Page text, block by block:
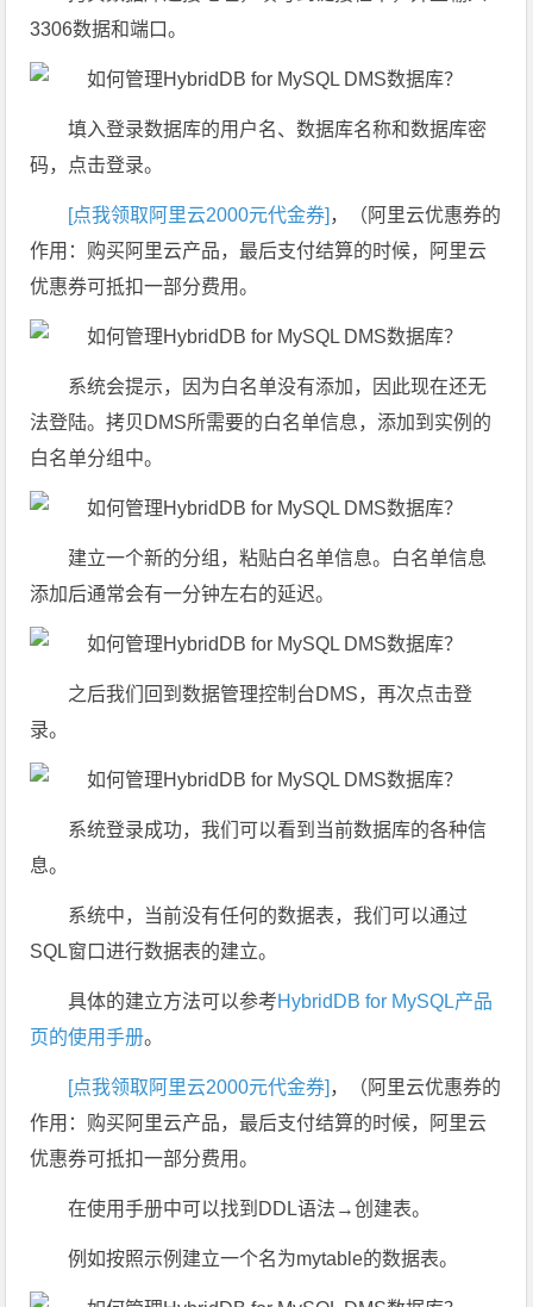
3306数据和端口。
填入登录数据库的用户名、数据库名称和数据库密
码，点击登录。
[点我领取阿里云2000元代金券] ，（阿里云优惠券的
作用：购买阿里云产品，最后支付结算的时候，阿里云
优惠券可抵扣一部分费用。
系统会提示，因为白名单没有添加，因此现在还无
法登陆。拷贝DMS所需要的白名单信息，添加到实例的
白名单分组中。
建立一个新的分组，粘贴白名单信息。白名单信息
添加后通常会有一分钟左右的延迟。
之后我们回到数据管理控制台DMS，再次点击登
录。
系统登录成功，我们可以看到当前数据库的各种信
息。
系统中，当前没有任何的数据表，我们可以通过
SQL窗口进行数据表的建立。
具体的建立方法可以参考HybridDB for MySQL产品
页的使用手册。
[点我领取阿里云2000元代金券] ，（阿里云优惠券的
作用：购买阿里云产品，最后支付结算的时候，阿里云
优惠券可抵扣一部分费用。
在使用手册中可以找到DDL语法→创建表。
例如按照示例建立一个名为mytable的数据表。